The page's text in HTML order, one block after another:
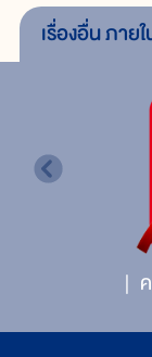
เรื่องอื่นภาย